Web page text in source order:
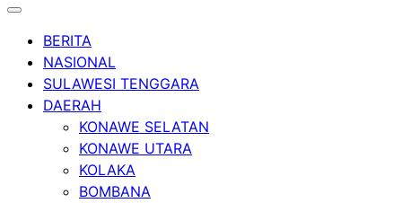
BERITA
NASIONAL
SULAWESI TENGGARA
DAERAH
KONAWE SELATAN
KONAWE UTARA
KOLAKA
BOMBANA